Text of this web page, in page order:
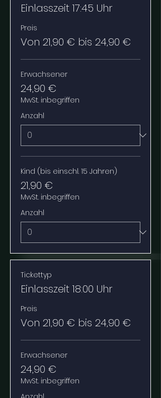
Einlasszeit 17:45 Uhr
Preis
Von 21,90 € bis 24,90 €
Erwachsener
24,90 €
MwSt. inbegriffen
Anzahl
Kind (bis einschl. 15 Jahren)
21,90 €
MwSt. inbegriffen
Anzahl
Tickettyp
Einlasszeit 18:00 Uhr
Preis
Von 21,90 € bis 24,90 €
Erwachsener
24,90 €
MwSt. inbegriffen